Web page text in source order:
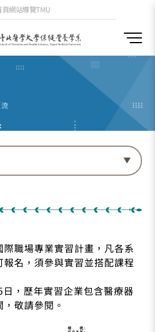
頁網站導覽TMU
職場專業實習計畫，凡各系
名，須參與實習並搭配課程
，歷年實習企業包含醫療器
敬請參閱。